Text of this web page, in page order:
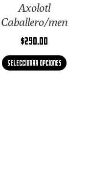
Axolotl
Caballero/men
$290.00
Seleccionar opciones